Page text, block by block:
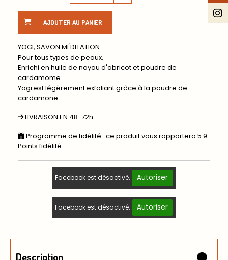
AJOUTER AU PANIER
YOGI, SAVON MÉDITATION
Pour tous types de peaux.
Enrichi en huile de noyau d'abricot et poudre de
cardamome.
Yogi est légèrement exfoliant grâce à la poudre de
cardamone.
LIVRAISON EN 48-72h
Programme de fidélité : ce produit vous rapportera 5.9
Points fidélité.
Facebook est désactivé. Autoriser
Facebook est désactivé. Autoriser
Description